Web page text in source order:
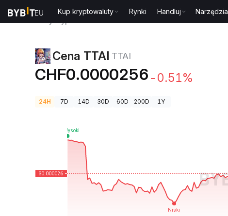
Kup kryptowaluty Rynki Handluj Narzędzia
Cena TTAI TTAI
CHF0.0000256 -0.51%
24H 7D 14D 30D 60D 200D 1Y